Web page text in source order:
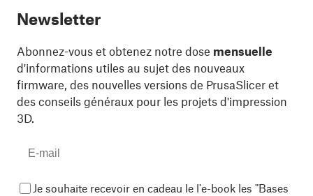
Newsletter
Abonnez-vous et obtenez notre dose mensuelle
d'informations utiles au sujet des nouveaux
firmware, des nouvelles versions de PrusaSlicer et
des conseils généraux pour les projets d'impression
3D.
Je souhaite recevoir en cadeau le l'e-book les "Bases